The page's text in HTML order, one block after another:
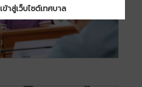
เข้าสู่เว็บไซต์เทศบาล